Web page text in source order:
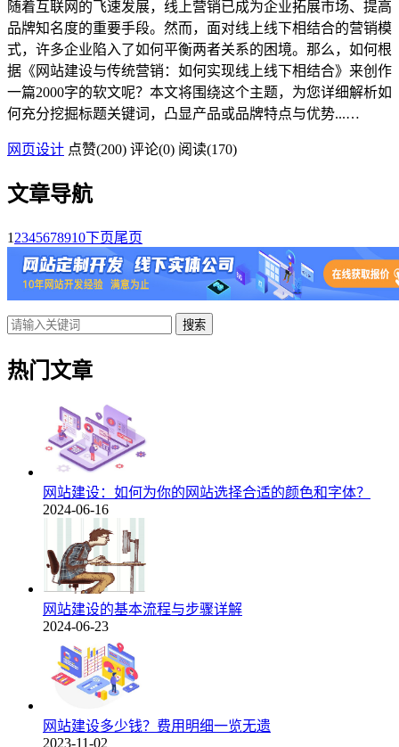
随着互联网的飞速发展，线上营销已成为企业拓展市场、提高
品牌知名度的重要手段。然而，面对线上线下相结合的营销模
式，许多企业陷入了如何平衡两者关系的困境。那么，如何根
据《网站建设与传统营销：如何实现线上线下相结合》来创作
一篇2000字的软文呢？本文将围绕这个主题，为您详细解析如
何充分挖掘标题关键词，凸显产品或品牌特点与优势...…
网页设计 点赞(200) 评论(0) 阅读(170)
文章导航
1 2345678910下页尾页
搜索
热门文章
网站建设：如何为你的网站选择合适的颜色和字体？
2024-06-16
网站建设的基本流程与步骤详解
2024-06-23
网站建设多少钱？费用明细一览无遗
2023-11-02